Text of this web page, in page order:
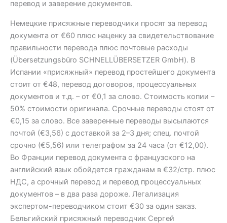
перевод и заверение документов.
Немецкие присяжные переводчики просят за перевод
документа от €60 плюс наценку за свидетельствование
правильности перевода плюс почтовые расходы
(Übersetzungsbüro SCHNELLÜBERSETZER GmbH). В
Испании «присяжный» перевод простейшего документа
стоит от €48, перевод договоров, процессуальных
документов и т.д. – от €0,1 за слово. Стоимость копии –
50% стоимости оригинала. Срочные переводы стоят от
€0,15 за слово. Все заверенные переводы высылаются
почтой (€3,56) с доставкой за 2–3 дня; спец. почтой
срочно (€5,56) или телеграфом за 24 часа (от €12,00).
Во Франции перевод документа с французского на
английский язык обойдется гражданам в €32/стр. плюс
НДС, а срочный перевод и перевод процессуальных
документов – в два раза дороже. Легализация
экспертом-переводчиком стоит €30 за один заказ.
Бельгийский присяжный переводчик Сергей